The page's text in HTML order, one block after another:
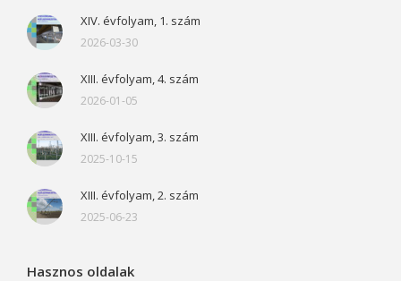
XIV. évfolyam, 1. szám
2026-03-30
XIII. évfolyam, 4. szám
2026-01-05
XIII. évfolyam, 3. szám
2025-10-15
XIII. évfolyam, 2. szám
2025-06-23
Hasznos oldalak